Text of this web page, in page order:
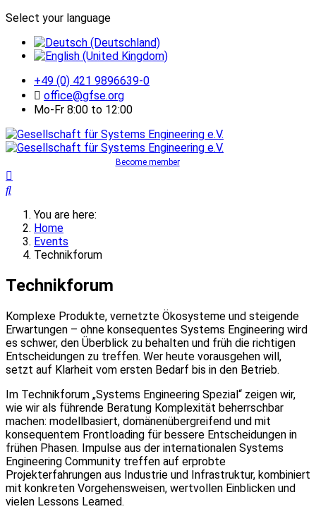
Select your language
+49 (0) 421 9896639-0
office@gfse.org
Mo-Fr 8:00 to 12:00
Become member
You are here:
Home
Events
Technikforum
Technikforum
Komplexe Produkte, vernetzte Ökosysteme und steigende
Erwartungen – ohne konsequentes Systems Engineering wird
es schwer, den Überblick zu behalten und früh die richtigen
Entscheidungen zu treffen. Wer heute vorausgehen will,
setzt auf Klarheit vom ersten Bedarf bis in den Betrieb.
Im Technikforum „Systems Engineering Spezial“ zeigen wir,
wie wir als führende Beratung Komplexität beherrschbar
machen: modellbasiert, domänenübergreifend und mit
konsequentem Frontloading für bessere Entscheidungen in
frühen Phasen. Impulse aus der internationalen Systems
Engineering Community treffen auf erprobte
Projekterfahrungen aus Industrie und Infrastruktur, kombiniert
mit konkreten Vorgehensweisen, wertvollen Einblicken und
vielen Lessons Learned.